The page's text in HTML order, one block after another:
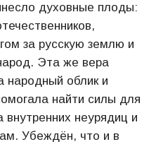
духовные плоды:
за русскую землю и
Эта же вера
народный облик и
найти силы для
неурядиц и
Убеждён, что и в